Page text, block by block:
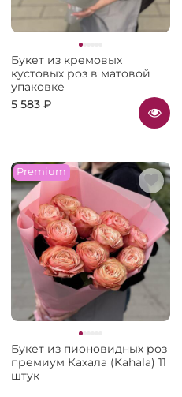
Букет из кремовых
кустовых роз в матовой
упаковке
5 583 ₽
Premium
Букет из пионовидных роз
премиум Кахала (Kahala) 11
штук